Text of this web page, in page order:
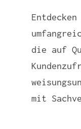
die auf
mit